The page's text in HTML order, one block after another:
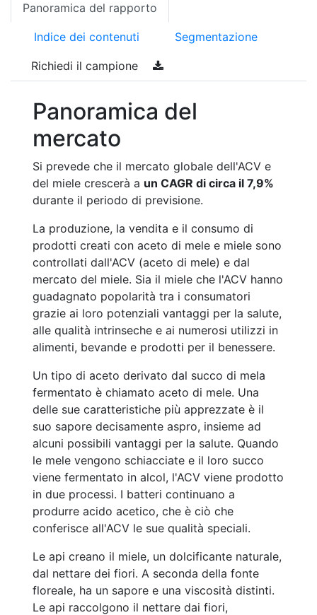
Panoramica del rapporto
Indice dei contenuti Segmentazione
Richiedi il campione
Panoramica del
mercato
Si prevede che il mercato globale dell'ACV e
del miele crescerà a un CAGR di circa il 7,9%
durante il periodo di previsione.
La produzione, la vendita e il consumo di
prodotti creati con aceto di mele e miele sono
controllati dall'ACV (aceto di mele) e dal
mercato del miele. Sia il miele che l'ACV hanno
guadagnato popolarità tra i consumatori
grazie ai loro potenziali vantaggi per la salute,
alle qualità intrinseche e ai numerosi utilizzi in
alimenti, bevande e prodotti per il benessere.
Un tipo di aceto derivato dal succo di mela
fermentato è chiamato aceto di mele. Una
delle sue caratteristiche più apprezzate è il
suo sapore decisamente aspro, insieme ad
alcuni possibili vantaggi per la salute. Quando
le mele vengono schiacciate e il loro succo
viene fermentato in alcol, l'ACV viene prodotto
in due processi. I batteri continuano a
produrre acido acetico, che è ciò che
conferisce all'ACV le sue qualità speciali.
Le api creano il miele, un dolcificante naturale,
dal nettare dei fiori. A seconda della fonte
floreale, ha un sapore e una viscosità distinti.
Le api raccolgono il nettare dai fiori,